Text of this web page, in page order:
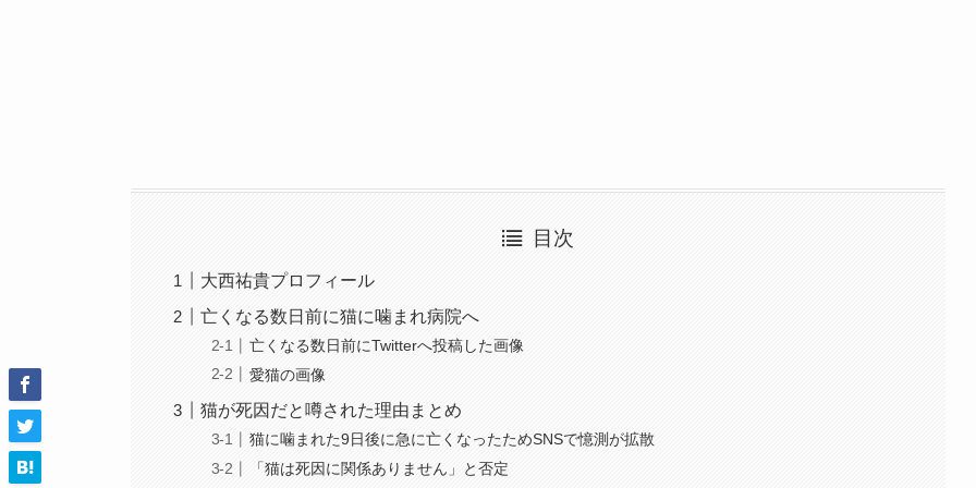
目次
大西祐貴プロフィール
亡くなる数日前に猫に噛まれ病院へ
亡くなる数日前にTwitterへ投稿した画像
愛猫の画像
猫が死因だと噂された理由まとめ
猫に噛まれた9日後に急に亡くなったためSNSで憶測が拡散
「猫は死因に関係ありません」と否定